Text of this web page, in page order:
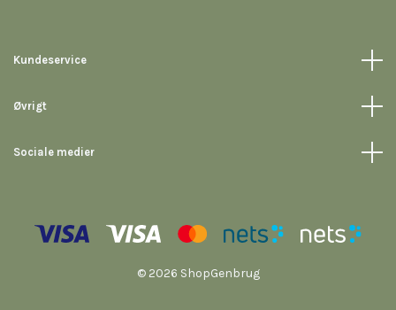
Kundeservice
Øvrigt
Sociale medier
© 2026 ShopGenbrug